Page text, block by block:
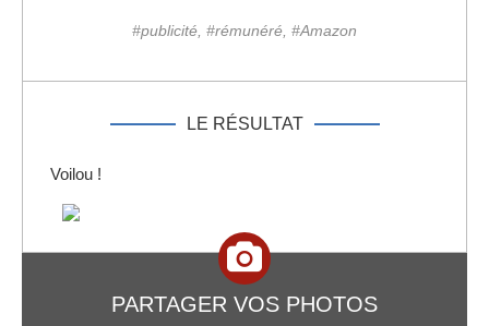
#publicité, #rémunéré, #Amazon
LE RÉSULTAT
Voilou !
PARTAGER VOS PHOTOS